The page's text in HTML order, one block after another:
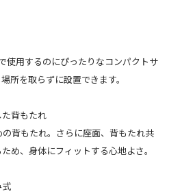
使用するのにぴったりなコンパクトサ
所を取らずに設置できます。
背もたれ
背もたれ。さらに座面、背もたれ共
め、身体にフィットする心地よさ。